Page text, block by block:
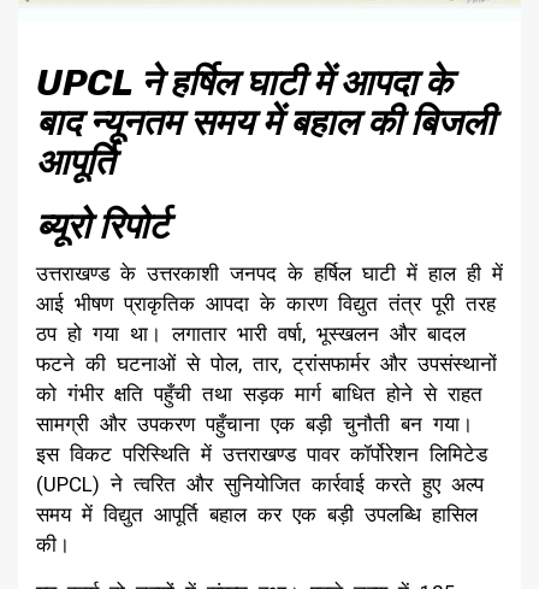
UPCL ने हर्षिल घाटी में आपदा के
बाद न्यूनतम समय में बहाल की बिजली
आपूर्ति
ब्यूरो रिपोर्ट
उत्तराखण्ड के उत्तरकाशी जनपद के हर्षिल घाटी में हाल ही में
आई भीषण प्राकृतिक आपदा के कारण विद्युत तंत्र पूरी तरह
ठप हो गया था। लगातार भारी वर्षा, भूस्खलन और बादल
फटने की घटनाओं से पोल, तार, ट्रांसफार्मर और उपसंस्थानों
को गंभीर क्षति पहुँची तथा सड़क मार्ग बाधित होने से राहत
सामग्री और उपकरण पहुँचाना एक बड़ी चुनौती बन गया।
इस विकट परिस्थिति में उत्तराखण्ड पावर कॉर्पोरेशन लिमिटेड
(UPCL) ने त्वरित और सुनियोजित कार्रवाई करते हुए अल्प
समय में विद्युत आपूर्ति बहाल कर एक बड़ी उपलब्धि हासिल
की।